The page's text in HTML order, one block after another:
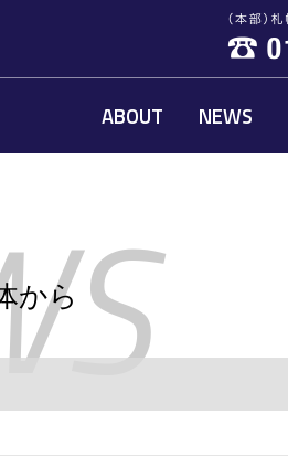
ABOUT NEWS
から